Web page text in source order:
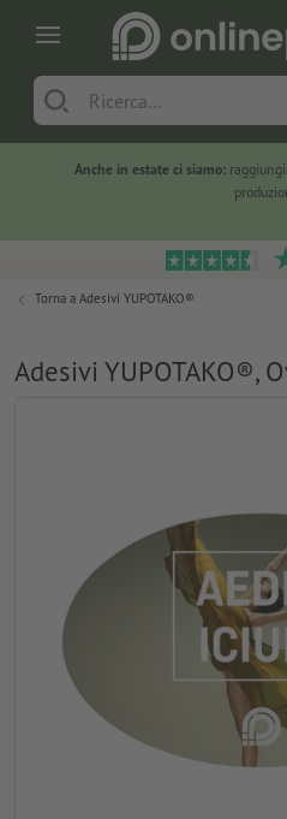
Anche in estate ci siamo:
Torna a Adesivi YUPOTAKO®
Adesivi YUPOTAKO®,